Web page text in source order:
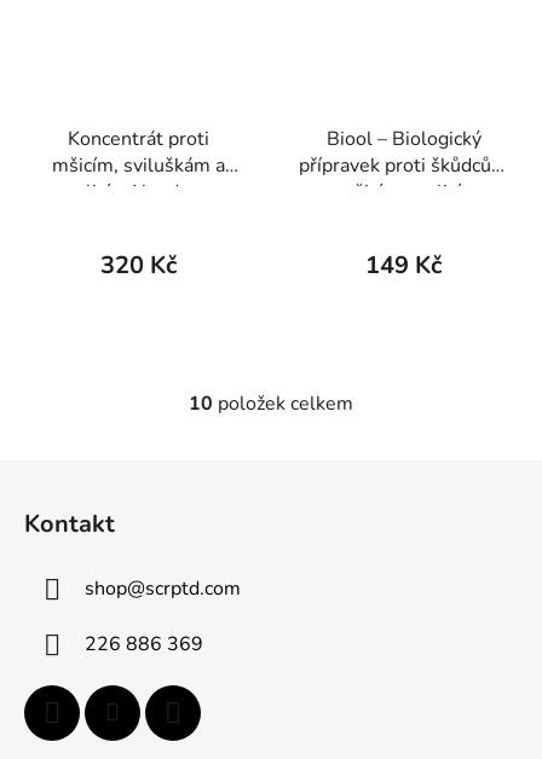
Koncentrát proti
mšicím, sviluškám a
molicím Neudosan
320 Kč
Biool – Biologický
přípravek proti škůdcům
- mšicím, molicím,
149 Kč
O
10 položek celkem
Kontakt
shop@scrptd.com
226 886 369